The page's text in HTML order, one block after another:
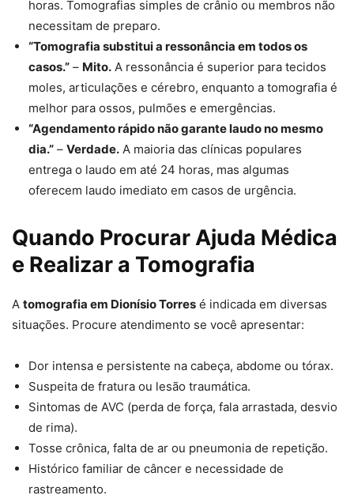
horas. Tomografias simples de crânio ou membros não
necessitam de preparo.
“Tomografia substitui a ressonância em todos os
casos.” – Mito. A ressonância é superior para tecidos
moles, articulações e cérebro, enquanto a tomografia é
melhor para ossos, pulmões e emergências.
“Agendamento rápido não garante laudo no mesmo
dia.” – Verdade. A maioria das clínicas populares
entrega o laudo em até 24 horas, mas algumas
oferecem laudo imediato em casos de urgência.
Quando Procurar Ajuda Médica
e Realizar a Tomografia
A tomografia em Dionísio Torres é indicada em diversas
situações. Procure atendimento se você apresentar:
Dor intensa e persistente na cabeça, abdome ou tórax.
Suspeita de fratura ou lesão traumática.
Sintomas de AVC (perda de força, fala arrastada, desvio
de rima).
Tosse crônica, falta de ar ou pneumonia de repetição.
Histórico familiar de câncer e necessidade de
rastreamento.